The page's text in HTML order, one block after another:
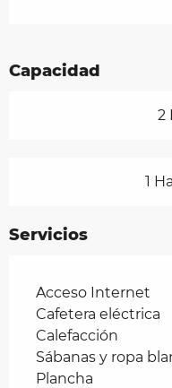
Capacidad
2
1
Servicios
Acceso Internet
Cafetera eléctrica
Calefacción
Sábanas y ropa
Plancha